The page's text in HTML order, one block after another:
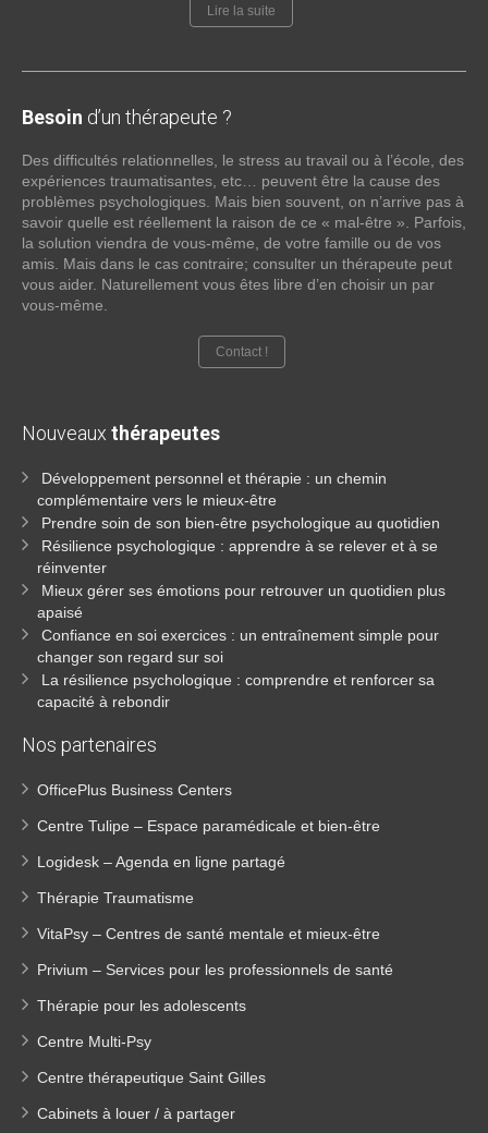
Lire la suite
Besoin d’un thérapeute ?
Des difficultés relationnelles, le stress au travail ou à l’école, des
expériences traumatisantes, etc… peuvent être la cause des
problèmes psychologiques. Mais bien souvent, on n’arrive pas à
savoir quelle est réellement la raison de ce « mal-être ». Parfois,
la solution viendra de vous-même, de votre famille ou de vos
amis. Mais dans le cas contraire; consulter un thérapeute peut
vous aider. Naturellement vous êtes libre d’en choisir un par
vous-même.
Contact !
Nouveaux thérapeutes
Développement personnel et thérapie : un chemin
complémentaire vers le mieux-être
Prendre soin de son bien-être psychologique au quotidien
Résilience psychologique : apprendre à se relever et à se
réinventer
Mieux gérer ses émotions pour retrouver un quotidien plus
apaisé
Confiance en soi exercices : un entraînement simple pour
changer son regard sur soi
La résilience psychologique : comprendre et renforcer sa
capacité à rebondir
Nos partenaires
OfficePlus Business Centers
Centre Tulipe – Espace paramédicale et bien-être
Logidesk – Agenda en ligne partagé
Thérapie Traumatisme
VitaPsy – Centres de santé mentale et mieux-être
Privium – Services pour les professionnels de santé
Thérapie pour les adolescents
Centre Multi-Psy
Centre thérapeutique Saint Gilles
Cabinets à louer / à partager